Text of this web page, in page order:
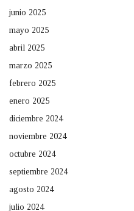
junio 2025
mayo 2025
abril 2025
marzo 2025
febrero 2025
enero 2025
diciembre 2024
noviembre 2024
octubre 2024
septiembre 2024
agosto 2024
julio 2024